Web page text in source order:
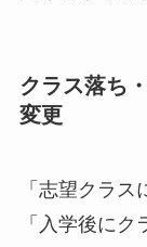
クラス落ち
変更
「志望クラス
「入学後に